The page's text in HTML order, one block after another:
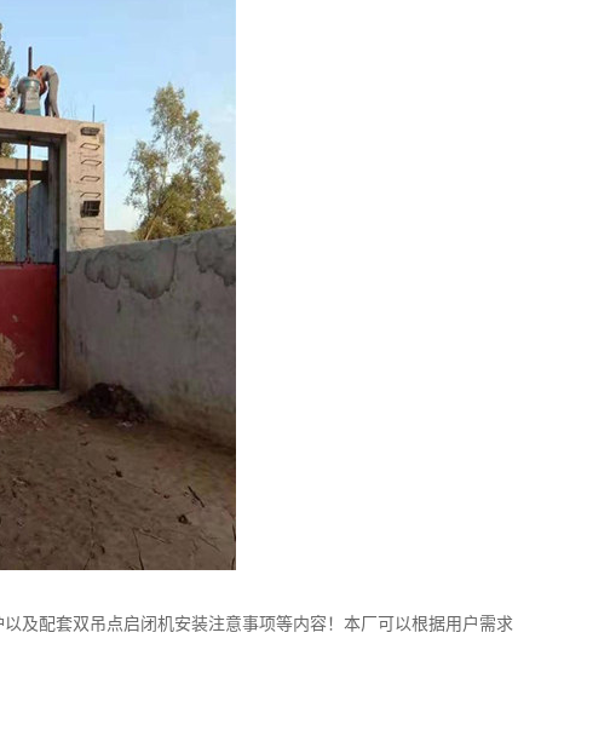
及配套双吊点启闭机安装注意事项等内容！本厂可以根据用户需求